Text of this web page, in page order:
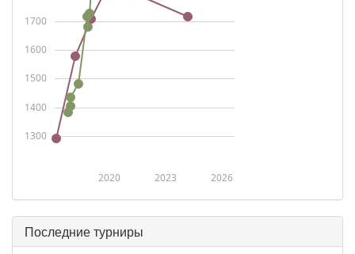
2020 2023 2026
1300
1400
1500
1600
1700
Последние турниры